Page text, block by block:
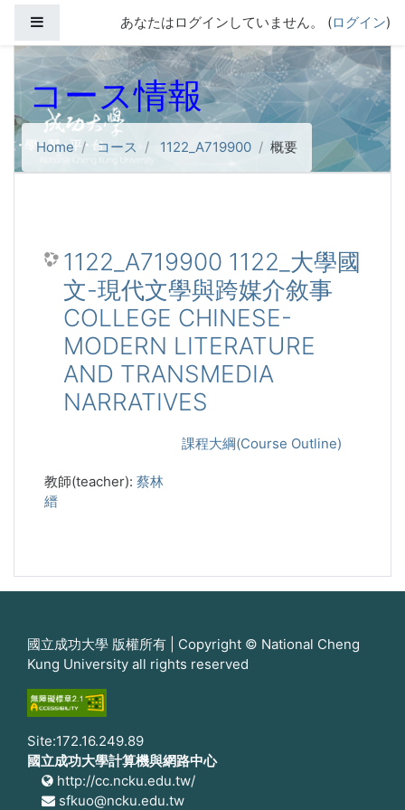
サイドパネルあなたはログインしていません。 (ログイン)
コース情報
Home コース 1122_A719900 概要
1122_A719900 1122_大學國
文-現代文學與跨媒介敘事
COLLEGE CHINESE-
MODERN LITERATURE
AND TRANSMEDIA
NARRATIVES
課程大綱(Course Outline)
教師(teacher): 蔡林
縉
國立成功大學 版權所有 | Copyright © National Cheng
Kung University all rights reserved
Site:172.16.249.89
國立成功大學計算機與網路中心
http://cc.ncku.edu.tw/
sfkuo@ncku.edu.tw